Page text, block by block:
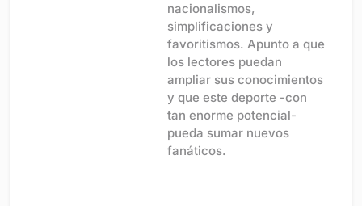
nacionalismos,
simplificaciones y
favoritismos. Apunto a que
los lectores puedan
ampliar sus conocimientos
y que este deporte -con
tan enorme potencial-
pueda sumar nuevos
fanáticos.